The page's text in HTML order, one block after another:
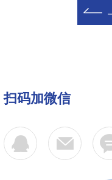
扫码加微信